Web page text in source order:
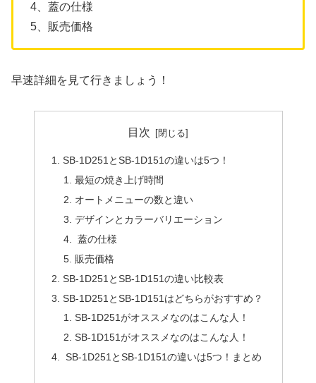
4、蓋の仕様
5、販売価格
早速詳細を見て行きましょう！
目次
SB-1D251とSB-1D151の違いは5つ！
最短の焼き上げ時間
オートメニューの数と違い
デザインとカラーバリエーション
蓋の仕様
販売価格
SB-1D251とSB-1D151の違い比較表
SB-1D251とSB-1D151はどちらがおすすめ？
SB-1D251がオススメなのはこんな人！
SB-1D151がオススメなのはこんな人！
SB-1D251とSB-1D151の違いは5つ！まとめ